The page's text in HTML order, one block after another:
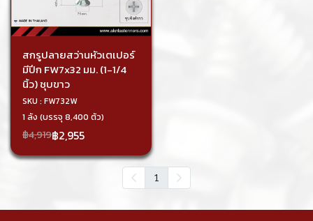
สกรูปลายสว่านหัวเตเปอร์
มีปีก FW7x32 มม. (1-1/4
นิ้ว) ชุบขาว
SKU : FW732W
1 ลัง (บรรจุ 8,400 ตัว)
฿4,919฿2,955
1